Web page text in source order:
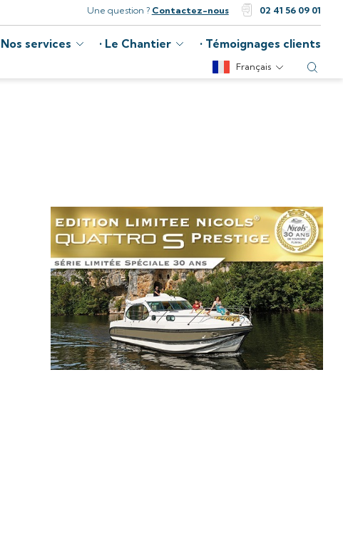
Une question ? Contactez-nous 02 41 56 09 01
Nos services Le Chantier Témoignages clients
Français